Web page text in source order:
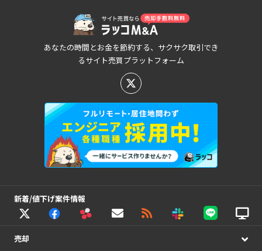
あなたの時間とお金を節約する、サクサク取引でき
るサイト売買プラットフォーム
新着/値下げ案件情報
売却